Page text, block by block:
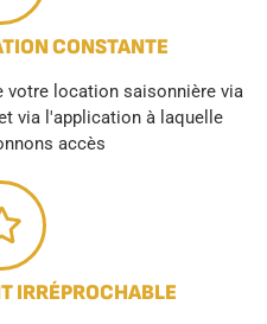
CONSTANTE
votre location saisonnière via
via l'application à laquelle
accès
IRRÉPROCHABLE